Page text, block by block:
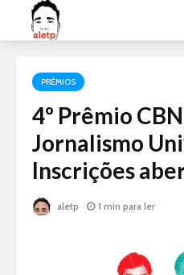
PRÊMIOS
4º Prêmio
Jornalismo
Inscrições
aletp 1 min para ler